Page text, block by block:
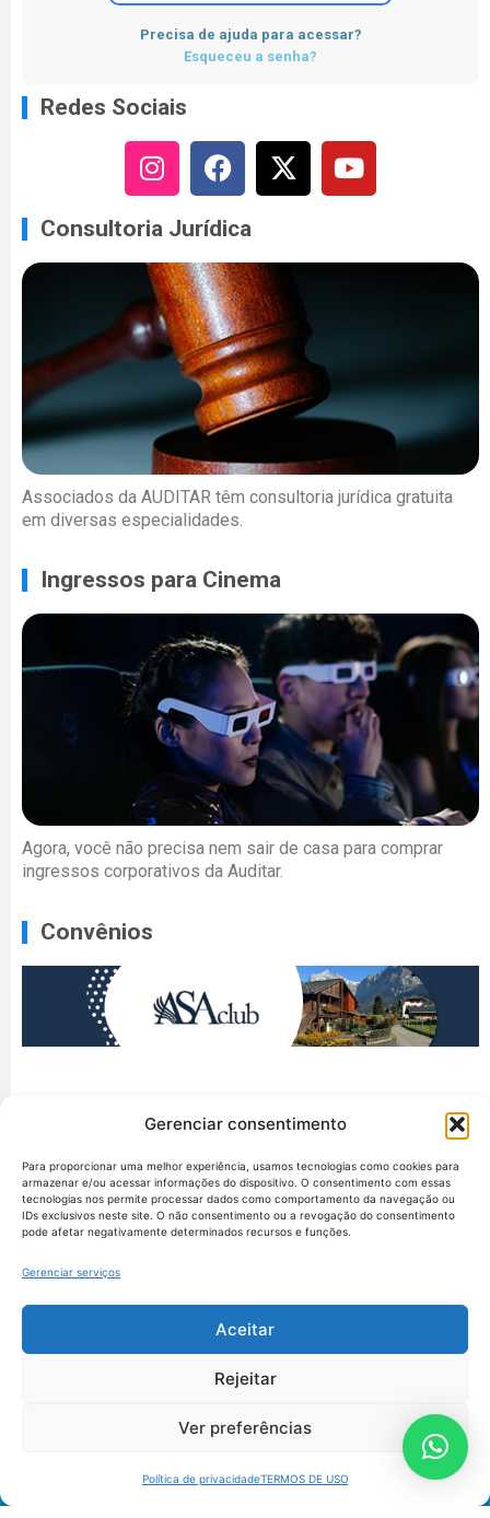
Gerenciar consentimento
Para proporcionar uma melhor experiência, usamos tecnologias como cookies para
armazenar e/ou acessar informações do dispositivo. O consentimento com essas
tecnologias nos permite processar dados como comportamento da navegação ou
IDs exclusivos neste site. O não consentimento ou a revogação do consentimento
pode afetar negativamente determinados recursos e funções.
Gerenciar serviços
Aceitar
Rejeitar
Ver preferências
Política de privacidadeTERMOS DE USO
Precisa de ajuda para acessar?
Esqueceu a senha?
Redes Sociais
Consultoria Jurídica
Associados da AUDITAR têm consultoria jurídica gratuita
em diversas especialidades.
Ingressos para Cinema
Agora, você não precisa nem sair de casa para comprar
ingressos corporativos da Auditar.
Convênios
União dos Auditores Federais de Controle Externo -
AUDITAR
Setor de Administração Federal Sul (SAF/Sul), Qd. 04, Lt. 01
Edifício Anexo II
Tribunal de Contas da União (TCU), Subsolo, Sala S04
Telefone: (61)3527-7292